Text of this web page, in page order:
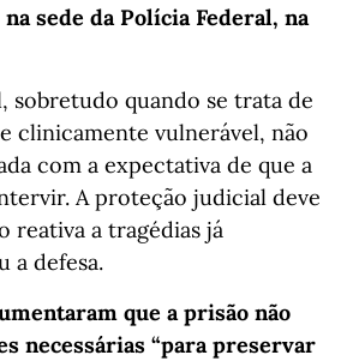
sede da Polícia Federal, na
sobretudo quando se trata de
clinicamente vulnerável, não
com a expectativa de que a
A proteção judicial deve
reativa a tragédias já
a defesa.
que a prisão não
necessárias “para preservar